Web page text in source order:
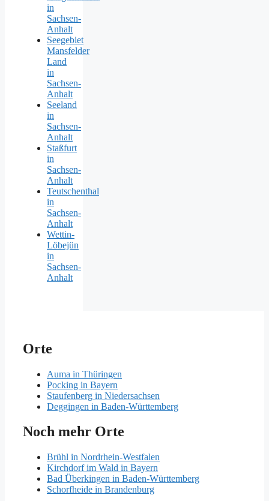
in
Sachsen-
Anhalt
Seegebiet
Mansfelder
Land
in
Sachsen-
Anhalt
Seeland
in
Sachsen-
Anhalt
Staßfurt
in
Sachsen-
Anhalt
Teutschenthal
in
Sachsen-
Anhalt
Wettin-
Löbejün
in
Sachsen-
Anhalt
Orte
Auma in Thüringen
Pocking in Bayern
Staufenberg in Niedersachsen
Deggingen in Baden-Württemberg
Noch mehr Orte
Brühl in Nordrhein-Westfalen
Kirchdorf im Wald in Bayern
Bad Überkingen in Baden-Württemberg
Schorfheide in Brandenburg